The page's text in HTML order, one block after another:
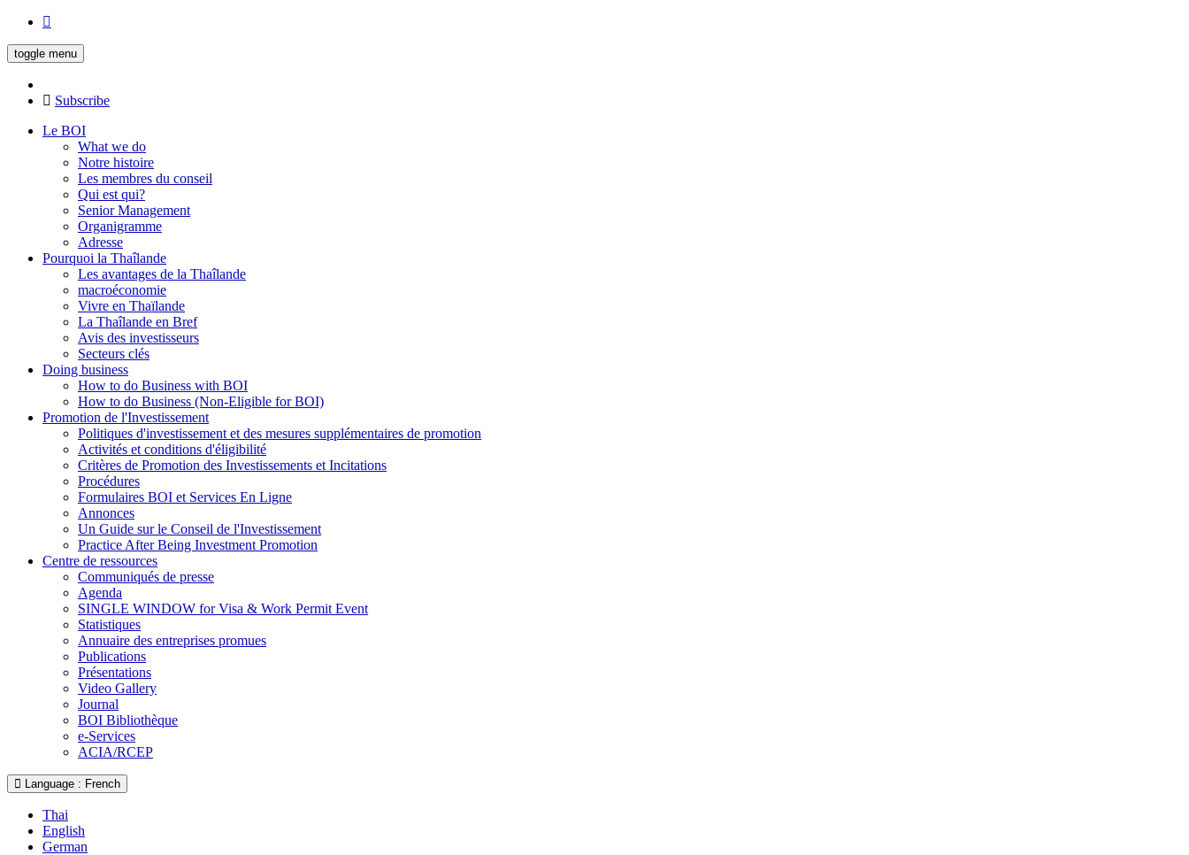
toggle menu
Subscribe
Le BOI
What we do
Notre histoire
Les membres du conseil
Qui est qui?
Senior Management
Organigramme
Adresse
Pourquoi la Thaîlande
Les avantages de la Thaîlande
macroéconomie
Vivre en Thaïlande
La Thaîlande en Bref
Avis des investisseurs
Secteurs clés
Doing business
How to do Business with BOI
How to do Business (Non-Eligible for BOI)
Promotion de l'Investissement
Politiques d'investissement et des mesures supplémentaires de promotion
Activités et conditions d'éligibilité
Critères de Promotion des Investissements et Incitations
Procédures
Formulaires BOI et Services En Ligne
Annonces
Un Guide sur le Conseil de l'Investissement
Practice After Being Investment Promotion
Centre de ressources
Communiqués de presse
Agenda
SINGLE WINDOW for Visa & Work Permit Event
Statistiques
Annuaire des entreprises promues
Publications
Présentations
Video Gallery
Journal
BOI Bibliothèque
e-Services
ACIA/RCEP
Language : French
Thai
English
German